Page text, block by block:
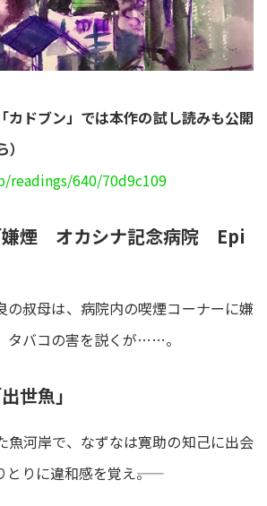
ドブン」では本作の試し読みも公開
640/70d9c109
煙 オカシナ記念病院 Epi
の叔母は、病院内の喫煙コーナーに嫌
タバコの害を説くが……。
世魚」
魚河岸で、なずなは寛助の知己に出会
りに違和感を覚え――。